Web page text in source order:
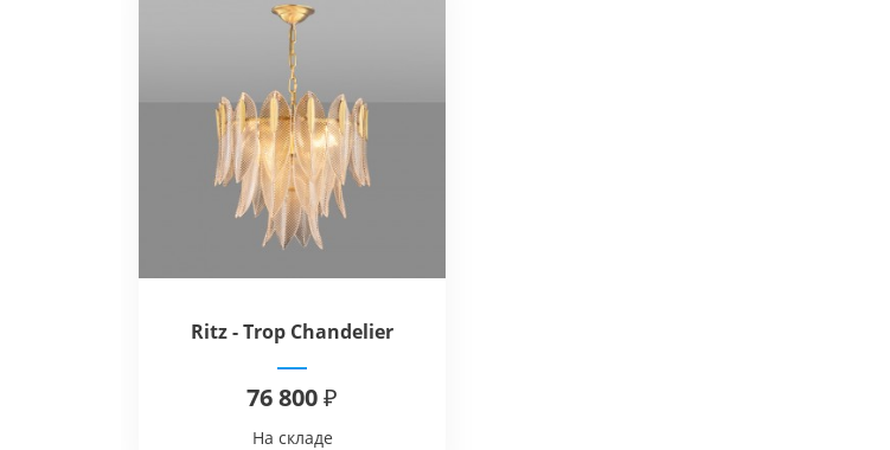
Ritz - Trop Chandelier
76 800 ₽
На складе